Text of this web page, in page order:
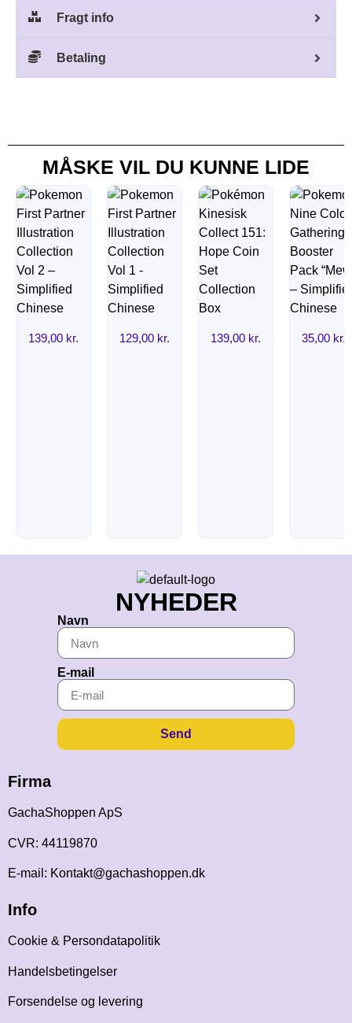
Fragt info
Betaling
MÅSKE VIL DU KUNNE LIDE
139,00 kr. 129,00 kr. 139,00 kr. 35,00 kr.
NYHEDER
Navn
E-mail
Send
Firma
GachaShoppen ApS
CVR: 44119870
E-mail: Kontakt@gachashoppen.dk
Info
Cookie & Persondatapolitik
Handelsbetingelser
Forsendelse og levering